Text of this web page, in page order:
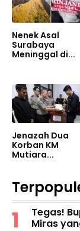
Nenek Asal
Surabaya
Meninggal di...
Jenazah Dua
Korban KM
Mutiara...
Tegas!
Miras